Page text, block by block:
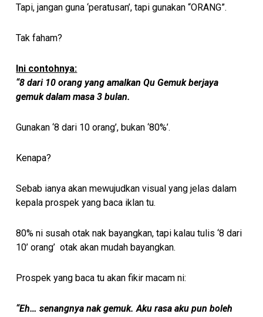
Tapi, jangan guna ‘peratusan’, tapi gunakan “ORANG”.
Tak faham?
Ini contohnya:
“8 dari 10 orang yang amalkan Qu Gemuk berjaya
gemuk dalam masa 3 bulan.
Gunakan ‘8 dari 10 orang’, bukan ‘80%’.
Kenapa?
Sebab ianya akan mewujudkan visual yang jelas dalam
kepala prospek yang baca iklan tu.
80% ni susah otak nak bayangkan, tapi kalau tulis ‘8 dari
10’ orang’ otak akan mudah bayangkan.
Prospek yang baca tu akan fikir macam ni:
“Eh… senangnya nak gemuk. Aku rasa aku pun boleh